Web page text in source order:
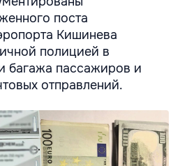
поста
Кишинева
полицией в
багажа пассажиров и
отправлений.